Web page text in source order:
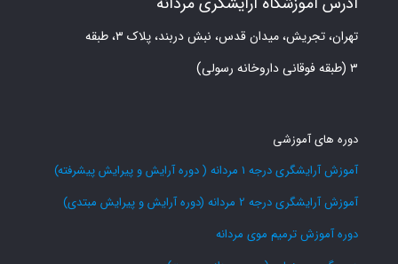
تهران، تجریش، میدان قدس، نبش دربند، پلاک ۳، طبقه
۳ (طبقه فوقانی داروخانه رسولی)
دوره های آموزشی
آموزش آرایشگری درجه 1 مردانه ( دوره آرایش و پیرایش پیشرفته)
آموزش آرایشگری درجه 2 مردانه (دوره آرایش و پیرایش مبتدی)
دوره آموزش ترمیم موی مردانه